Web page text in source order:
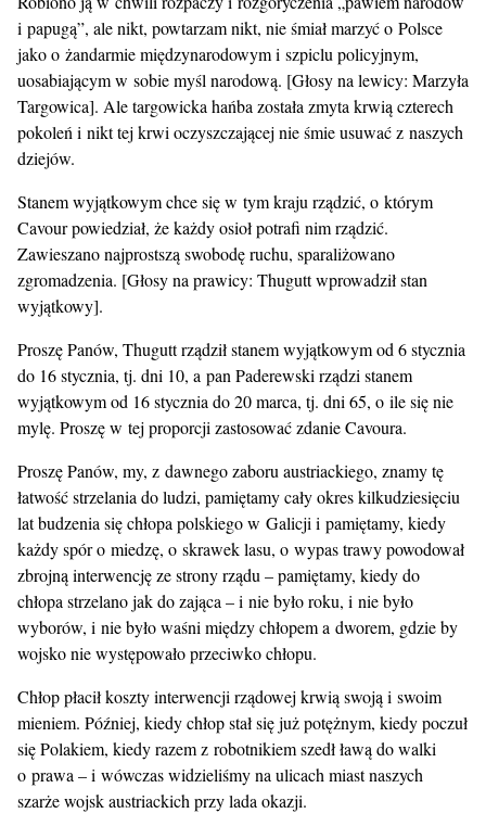
i papugą”, ale nikt, powtarzam nikt, nie śmiał marzyć o Polsce
jako o żandarmie międzynarodowym i szpiclu policyjnym,
uosabiającym w sobie myśl narodową. [Głosy na lewicy: Marzyła
Targowica]. Ale targowicka hańba została zmyta krwią czterech
pokoleń i nikt tej krwi oczyszczającej nie śmie usuwać z naszych
dziejów.
Stanem wyjątkowym chce się w tym kraju rządzić, o którym
Cavour powiedział, że każdy osioł potrafi nim rządzić.
Zawieszano najprostszą swobodę ruchu, sparaliżowano
zgromadzenia. [Głosy na prawicy: Thugutt wprowadził stan
wyjątkowy].
Proszę Panów, Thugutt rządził stanem wyjątkowym od 6 stycznia
do 16 stycznia, tj. dni 10, a pan Paderewski rządzi stanem
wyjątkowym od 16 stycznia do 20 marca, tj. dni 65, o ile się nie
mylę. Proszę w tej proporcji zastosować zdanie Cavoura.
Proszę Panów, my, z dawnego zaboru austriackiego, znamy tę
łatwość strzelania do ludzi, pamiętamy cały okres kilkudziesięciu
lat budzenia się chłopa polskiego w Galicji i pamiętamy, kiedy
każdy spór o miedzę, o skrawek lasu, o wypas trawy powodował
zbrojną interwencję ze strony rządu – pamiętamy, kiedy do
chłopa strzelano jak do zająca – i nie było roku, i nie było
wyborów, i nie było waśni między chłopem a dworem, gdzie by
wojsko nie występowało przeciwko chłopu.
Chłop płacił koszty interwencji rządowej krwią swoją i swoim
mieniem. Później, kiedy chłop stał się już potężnym, kiedy poczuł
się Polakiem, kiedy razem z robotnikiem szedł ławą do walki
o prawa – i wówczas widzieliśmy na ulicach miast naszych
szarże wojsk austriackich przy lada okazji.